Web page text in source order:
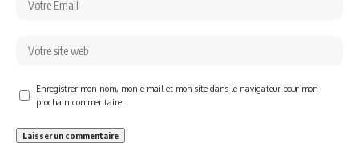
Enregistrer mon nom, mon e-mail et mon site dans le navigateur pour mon
prochain commentaire.